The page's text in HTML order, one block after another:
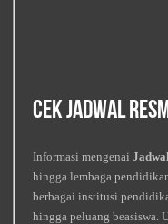
Cek Jadwal
Informasi mengenai
hingga lembaga
berbagai institusi
hingga peluang beasiswa.